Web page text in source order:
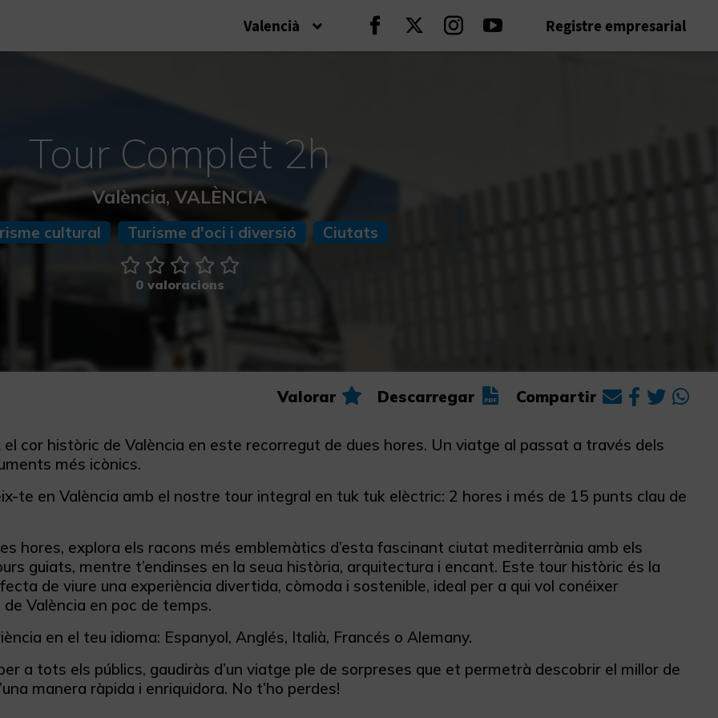
Valencià Seguir en Facebook
Seguir en Twitter
Seguir en Instagram
Seguir en Youtube
Registre empresarial
Tour Complet 2h
València, VALÈNCIA
cultural Turisme d'oci i diversió Ciutats
0 valoracions
Valorar Descarregar Compartir
cor històric de València en este recorregut de dues hores. Un viatge al passat a través dels
més icònics.
te en València amb el nostre tour integral en tuk tuk elèctric: 2 hores i més de 15 punts clau de
hores, explora els racons més emblemàtics d’esta fascinant ciutat mediterrània amb els
guiats, mentre t’endinses en la seua història, arquitectura i encant. Este tour històric és la
de viure una experiència divertida, còmoda i sostenible, ideal per a qui vol conéixer
de València en poc de temps.
en el teu idioma: Espanyol, Anglés, Italià, Francés o Alemany.
a tots els públics, gaudiràs d’un viatge ple de sorpreses que et permetrà descobrir el millor de
manera ràpida i enriquidora. No t’ho perdes!